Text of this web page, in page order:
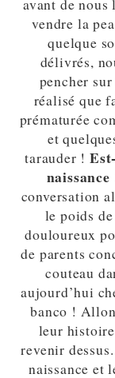
vendre la
quelque
délivrés,
pencher
réalisé que
prématurée
et
tarauder !
naissance
conversation
le poids
douloureux
de parents
couteau
aujourd’hui
banco !
leur
revenir
naissance et